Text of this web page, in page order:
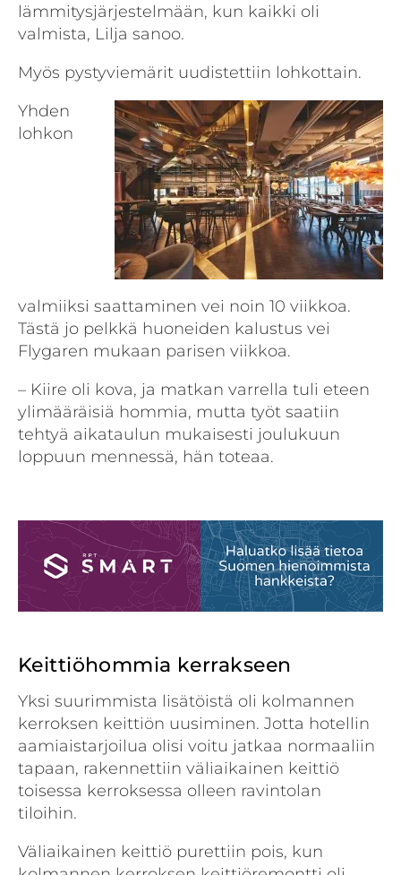
lämmitysjärjestelmään, kun kaikki oli
valmista, Lilja sanoo.
Myös pystyviemärit uudistettiin lohkottain.
Yhden
lohkon
valmiiksi saattaminen vei noin 10 viikkoa.
Tästä jo pelkkä huoneiden kalustus vei
Flygaren mukaan parisen viikkoa.
– Kiire oli kova, ja matkan varrella tuli eteen
ylimääräisiä hommia, mutta työt saatiin
tehtyä aikataulun mukaisesti joulukuun
loppuun mennessä, hän toteaa.
Keittiöhommia kerrakseen
Yksi suurimmista lisätöistä oli kolmannen
kerroksen keittiön uusiminen. Jotta hotellin
aamiaistarjoilua olisi voitu jatkaa normaaliin
tapaan, rakennettiin väliaikainen keittiö
toisessa kerroksessa olleen ravintolan
tiloihin.
Väliaikainen keittiö purettiin pois, kun